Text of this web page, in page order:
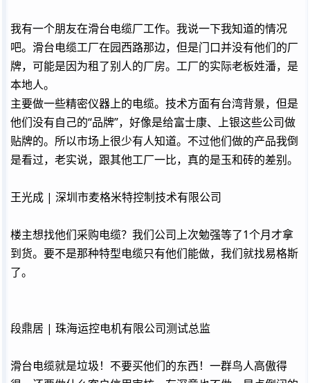
我有一个朋友在滑台电缆厂工作。我说一下我知道的情况
吧。滑台电缆工厂在园西路那边，但是门口并没有他们的厂
牌，可能是因为租了别人的厂房。工厂的实际老板姓潘，是
本地人。
主要做一些精密仪器上的电缆。技术方面有台湾背景，但是
他们没有自己的“品牌”，好像是给富士康、上银这些公司做
贴牌的。所以市场上很少有人知道。不过他们做的产品我倒
是看过，老实说，跟其他工厂一比，真的是玉和砖的差别。
王光成 | 深圳市麦格米特控制技术有限公司
楼主想找他们采购电缆？我们公司上次勉强等了1个月才拿
到货。要不是那种特型电缆只有他们能做，我们就找易格斯
了。
段鼎居 | 珠海运控电机有限公司测试总监
滑台电缆就是垃圾！不要买他们的东西！一群鸟人高傲得